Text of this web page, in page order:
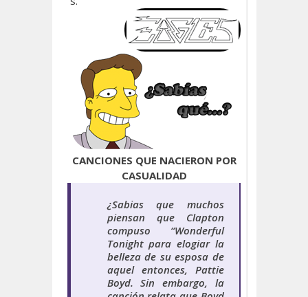
CANCIONES QUE NACIERON POR
CASUALIDAD
¿Sabias que muchos
piensan que Clapton
compuso “Wonderful
Tonight para elogiar la
belleza de su esposa de
aquel entonces, Pattie
Boyd. Sin embargo, la